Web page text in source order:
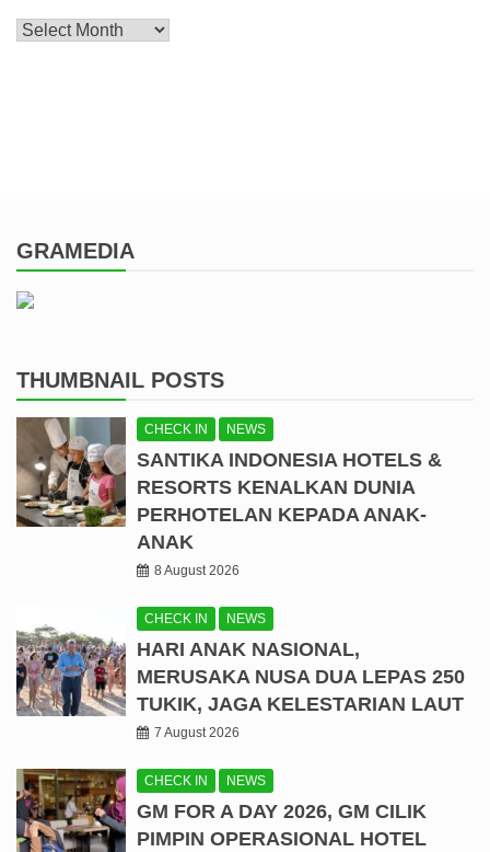
Archive
GRAMEDIA
THUMBNAIL POSTS
CHECK IN NEWS
SANTIKA INDONESIA HOTELS &
RESORTS KENALKAN DUNIA
PERHOTELAN KEPADA ANAK-
ANAK
8 August 2026
CHECK IN NEWS
HARI ANAK NASIONAL,
MERUSAKA NUSA DUA LEPAS 250
TUKIK, JAGA KELESTARIAN LAUT
7 August 2026
CHECK IN NEWS
GM FOR A DAY 2026, GM CILIK
PIMPIN OPERASIONAL HOTEL